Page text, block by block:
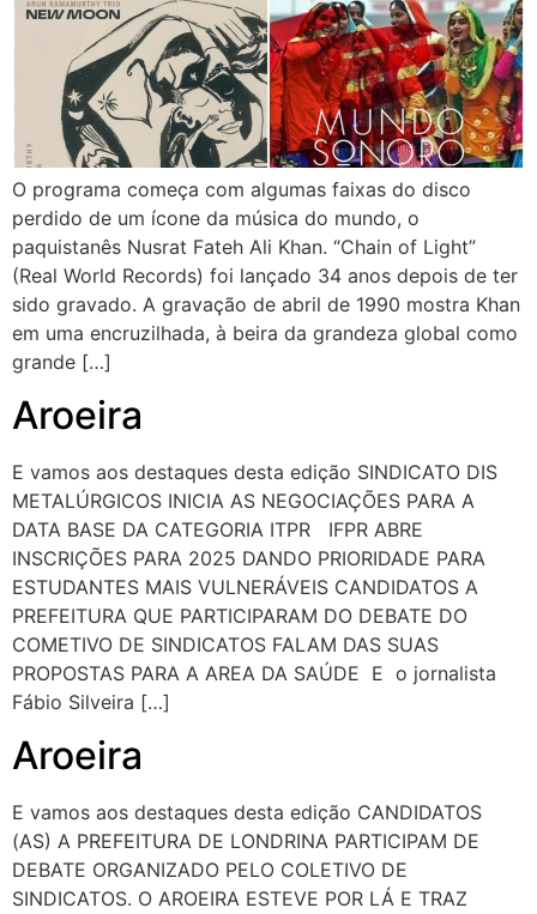
O programa começa com algumas faixas do disco
perdido de um ícone da música do mundo, o
paquistanês Nusrat Fateh Ali Khan. “Chain of Light”
(Real World Records) foi lançado 34 anos depois de ter
sido gravado. A gravação de abril de 1990 mostra Khan
em uma encruzilhada, à beira da grandeza global como
grande […]
Aroeira
E vamos aos destaques desta edição SINDICATO DIS
METALÚRGICOS INICIA AS NEGOCIAÇÕES PARA A
DATA BASE DA CATEGORIA ITPR IFPR ABRE
INSCRIÇÕES PARA 2025 DANDO PRIORIDADE PARA
ESTUDANTES MAIS VULNERÁVEIS CANDIDATOS A
PREFEITURA QUE PARTICIPARAM DO DEBATE DO
COMETIVO DE SINDICATOS FALAM DAS SUAS
PROPOSTAS PARA A AREA DA SAÚDE E o jornalista
Fábio Silveira […]
Aroeira
E vamos aos destaques desta edição CANDIDATOS
(AS) A PREFEITURA DE LONDRINA PARTICIPAM DE
DEBATE ORGANIZADO PELO COLETIVO DE
SINDICATOS. O AROEIRA ESTEVE POR LÁ E TRAZ